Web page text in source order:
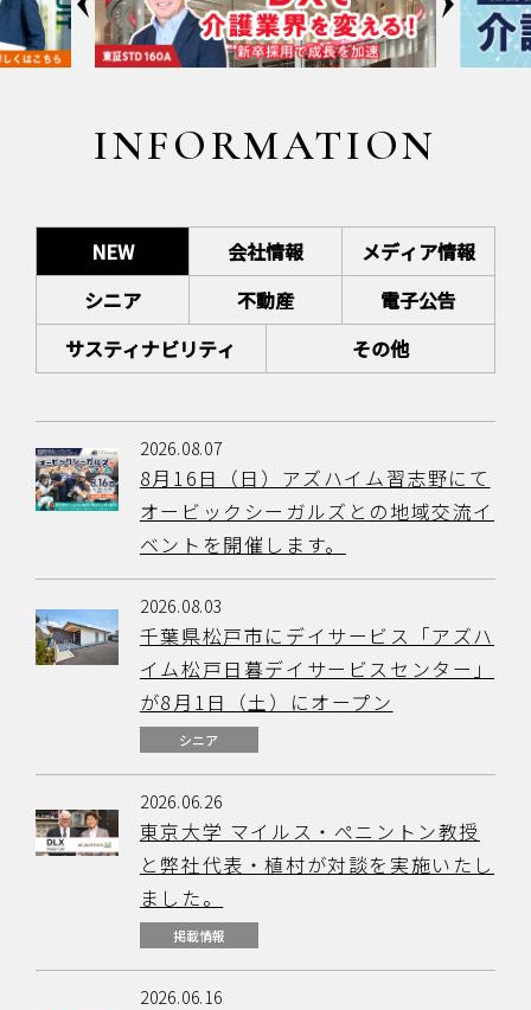
INFORMATION
NEW 会社情報
メディア情報
シニア
不動産
電子公告
サスティナビリティ
その他
2026.08.07
8月16日（日）アズハイム習志野にて
オービックシーガルズとの地域交流イ
ベントを開催します。
2026.08.03
千葉県松戸市にデイサービス「アズハ
イム松戸日暮デイサービスセンター」
が8月1日（土）にオープン
シニア
2026.06.26
東京大学 マイルス・ぺニントン教授
と弊社代表・植村が対談を実施いたし
ました。
掲載情報
2026.06.16